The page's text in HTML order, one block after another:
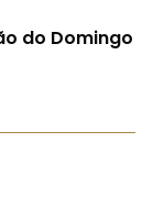
do Domingo